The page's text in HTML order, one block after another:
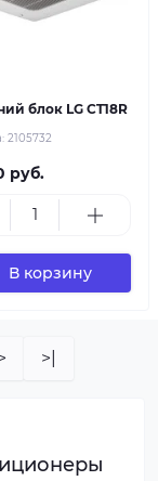
блок LG CT18R
2105732
руб.
В корзину
>|